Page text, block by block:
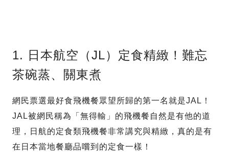
1. 日本航空（JL）定食精緻！難忘
茶碗蒸、關東煮
網民票選最好食飛機餐眾望所歸的第一名就是JAL！
JAL被網民稱為「無得輸」的飛機餐自然是有他的道
理，日航的定食類飛機餐非常講究與精緻，真的是有
在日本當地餐廳品嚐到的定食一樣！